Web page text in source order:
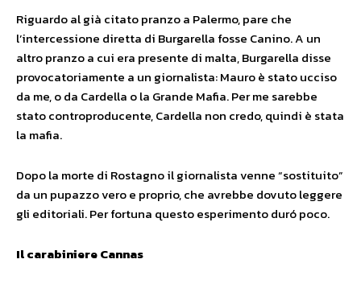
Riguardo al già citato pranzo a Palermo, pare che
l’intercessione diretta di Burgarella fosse Canino. A un
altro pranzo a cui era presente di malta, Burgarella disse
provocatoriamente a un giornalista: Mauro è stato ucciso
da me, o da Cardella o la Grande Mafia. Per me sarebbe
stato controproducente, Cardella non credo, quindi è stata
la mafia.
Dopo la morte di Rostagno il giornalista venne “sostituito”
da un pupazzo vero e proprio, che avrebbe dovuto leggere
gli editoriali. Per fortuna questo esperimento duró poco.
Il carabiniere Cannas